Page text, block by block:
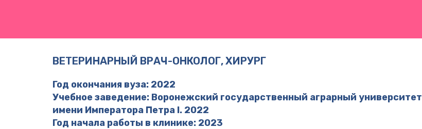
ВЕТЕРИНАРНЫЙ ВРАЧ-ОНКОЛОГ, ХИРУРГ
Год окончания вуза: 2022
Учебное заведение: Воронежский государственный аграрный университет
имени Императора Петра I. 2022
Год начала работы в клинике: 2023